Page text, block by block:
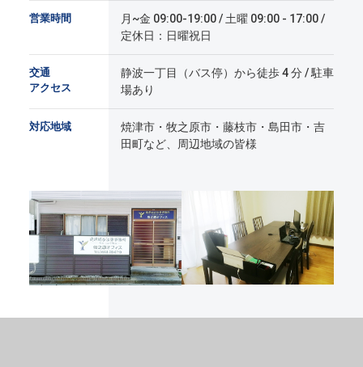
営業時間
月~金 09:00-19:00 / 土曜 09:00 - 17:00 /
定休日：日曜祝日
交通
アクセス
静波一丁目（バス停）から徒歩 4 分 / 駐車
場あり
対応地域
焼津市・牧之原市・藤枝市・島田市・吉
田町など、周辺地域の皆様